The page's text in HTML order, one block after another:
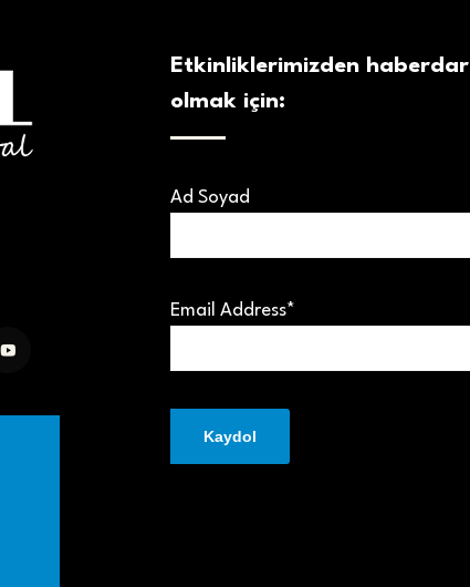
Etkinliklerimizden haberdar
olmak için:
Ad Soyad
Email Address*